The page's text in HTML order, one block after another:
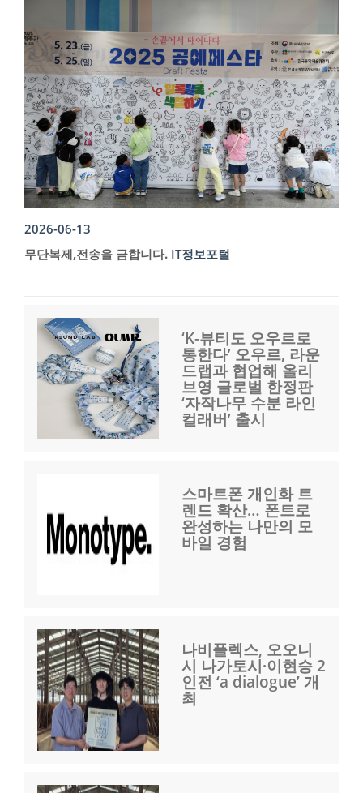
2026-06-13
무단복제,전송을 금합니다. IT정보포털
‘K-뷰티도 오우르로
통한다’ 오우르, 라운
드랩과 협업해 올리
브영 글로벌 한정판
‘자작나무 수분 라인
컬래버’ 출시
스마트폰 개인화 트
렌드 확산… 폰트로
완성하는 나만의 모
바일 경험
나비플렉스, 오오니
시 나가토시·이현승 2
인전 ‘a dialogue’ 개
최